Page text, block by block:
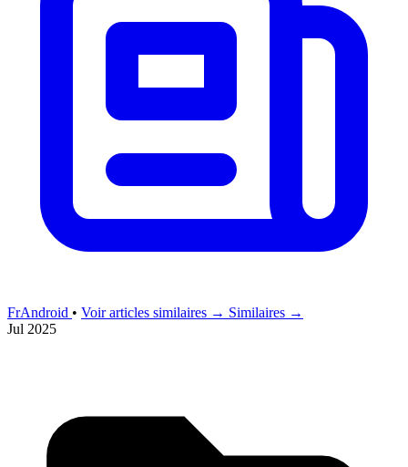
FrAndroid • Voir articles similaires → Similaires →
Jul 2025